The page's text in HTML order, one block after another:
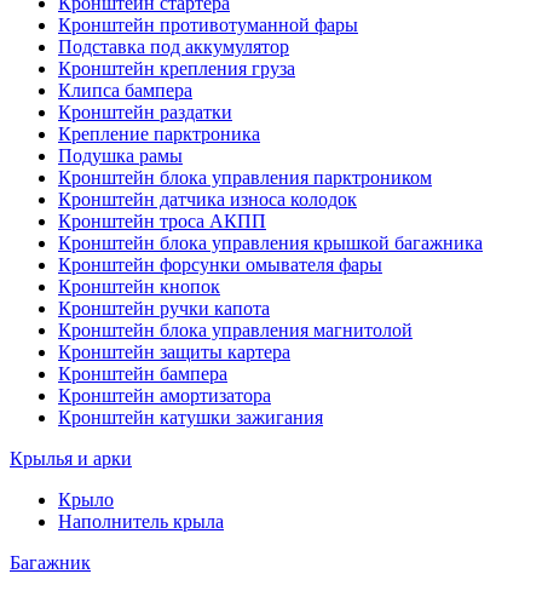
Кронштейн противотуманной фары
Подставка под аккумулятор
Кронштейн крепления груза
Клипса бампера
Кронштейн раздатки
Крепление парктроника
Подушка рамы
Кронштейн блока управления парктроником
Кронштейн датчика износа колодок
Кронштейн троса АКПП
Кронштейн блока управления крышкой багажника
Кронштейн форсунки омывателя фары
Кронштейн кнопок
Кронштейн ручки капота
Кронштейн блока управления магнитолой
Кронштейн защиты картера
Кронштейн бампера
Кронштейн амортизатора
Кронштейн катушки зажигания
Крылья и арки
Крыло
Наполнитель крыла
Багажник